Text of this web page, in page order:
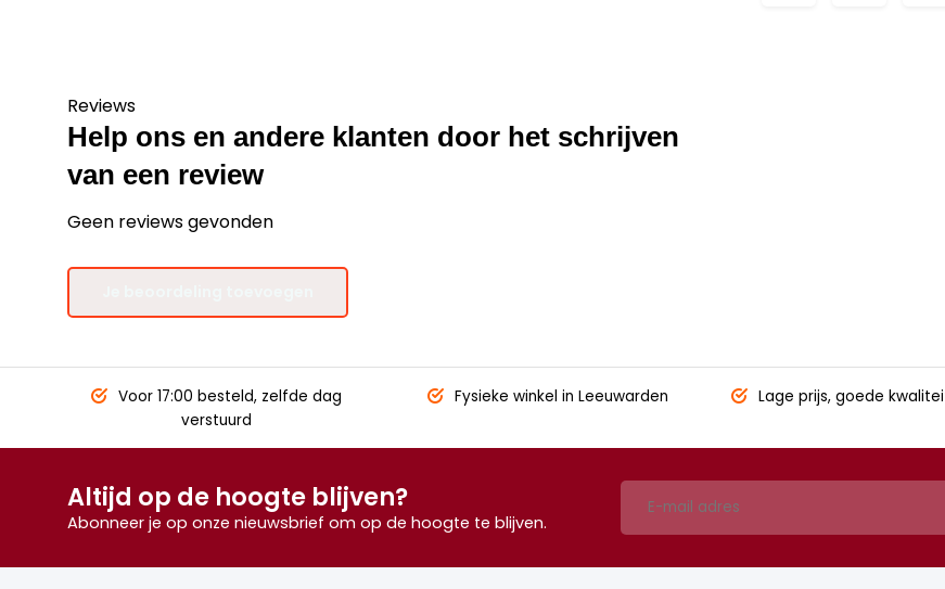
Reviews
Help ons en andere klanten door het schrijven
van een review
Geen reviews gevonden
Voor 17:00 besteld, zelfde dag
verstuurd
Fysieke winkel in Leeuwarden Lage prijs, goede
Altijd op de hoogte blijven?
Abonneer je op onze nieuwsbrief om op de hoogte te blijven.